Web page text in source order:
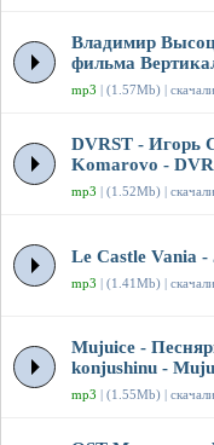
Владимир
фильма
mp3 | (1.57Mb) |
DVRST - Игорь
Komarovo -
mp3 | (1.52Mb) |
Le Castle Vania
mp3 | (1.41Mb) |
Mujuice -
konjushinu -
mp3 | (1.55Mb) |